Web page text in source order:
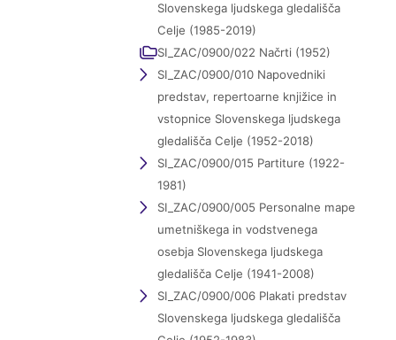
Slovenskega ljudskega gledališča
Celje (1985-2019)
SI_ZAC/0900/022 Načrti (1952)
SI_ZAC/0900/010 Napovedniki
predstav, repertoarne knjižice in
vstopnice Slovenskega ljudskega
gledališča Celje (1952-2018)
SI_ZAC/0900/015 Partiture (1922-
1981)
SI_ZAC/0900/005 Personalne mape
umetniškega in vodstvenega
osebja Slovenskega ljudskega
gledališča Celje (1941-2008)
SI_ZAC/0900/006 Plakati predstav
Slovenskega ljudskega gledališča